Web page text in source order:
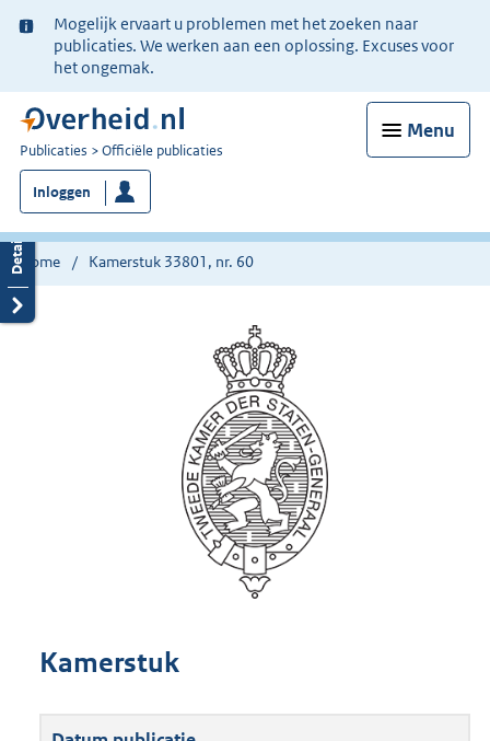
Ter
informatie:
Mogelijk ervaart u problemen met het zoeken naar
publicaties. We werken aan een oplossing. Excuses voor
het ongemak.
Menu
U
bent
nu
hier:
Publicaties Officiële publicaties
Inloggen
Home Kamerstuk 33801, nr. 60
Kamerstuk